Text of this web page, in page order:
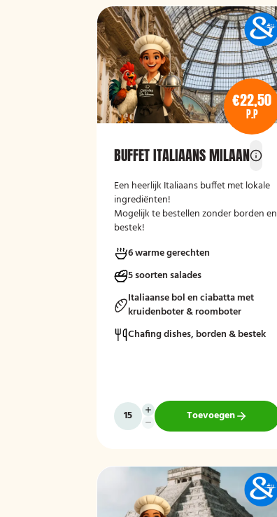
€22,50
P.P
BUFFET ITALIAANS MILAAN
Een heerlijk Italiaans buffet met lokale
ingrediënten!
Mogelijk te bestellen zonder borden en
bestek!
6 warme gerechten
5 soorten salades
Italiaanse bol en ciabatta met
kruidenboter & roomboter
Chafing dishes, borden & bestek
Toevoegen